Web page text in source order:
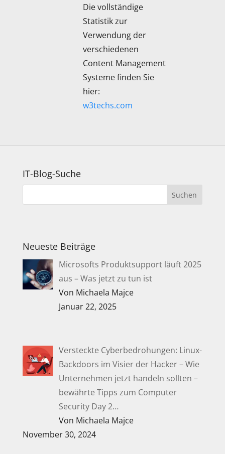
Die vollständige
Statistik zur
Verwendung der
verschiedenen
Content Management
Systeme finden Sie
hier:
w3techs.com
IT-Blog-Suche
Neueste Beiträge
Microsofts Produktsupport läuft 2025
aus – Was jetzt zu tun ist
Von Michaela Majce
Januar 22, 2025
Versteckte Cyberbedrohungen: Linux-
Backdoors im Visier der Hacker – Wie
Unternehmen jetzt handeln sollten –
bewährte Tipps zum Computer
Security Day 2…
Von Michaela Majce
November 30, 2024